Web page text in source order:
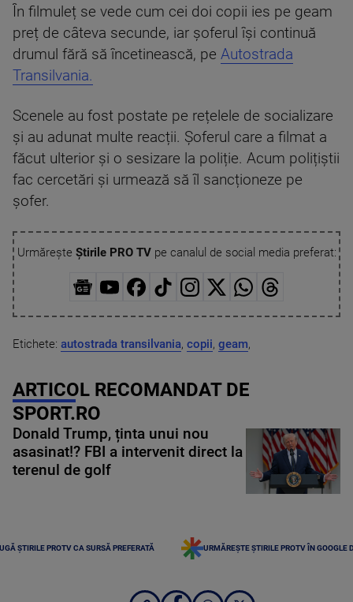
În filmuleț se vede cum cei doi copii ies pe geam
preț de câteva secunde, iar șoferul își continuă
drumul fără să încetinească, pe Autostrada
Transilvania.
Scenele au fost postate pe rețelele de socializare
și au adunat multe reacții. Șoferul care a filmat a
făcut ulterior și o sesizare la poliție. Acum polițiștii
fac cercetări și urmează să îl sancționeze pe
șofer.
Urmărește Știrile PRO TVpe canalul de social media preferat:
Etichete: autostrada transilvania, copii, geam,
ARTICOL RECOMANDAT DE
SPORT.RO
Donald Trump, ținta unui nou
asasinat!? FBI a intervenit direct la
terenul de golf
ȘTIRILE PROTV CA SURSĂ PREFERATĂ URMĂREȘTE ȘTIRILE PROTV ÎN GOOGLE